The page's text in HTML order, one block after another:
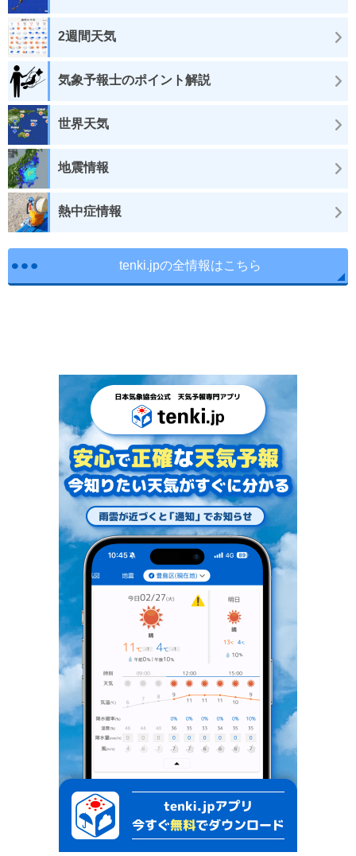
2週間天気
気象予報士のポイント解説
世界天気
地震情報
熱中症情報
tenki.jpの全情報はこちら